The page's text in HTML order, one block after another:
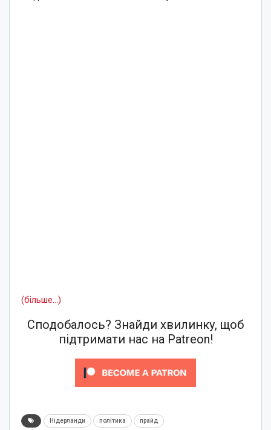
(більше…)
Сподобалось? Знайди хвилинку, щоб
підтримати нас на Patreon!
Нідерланди політика прайд